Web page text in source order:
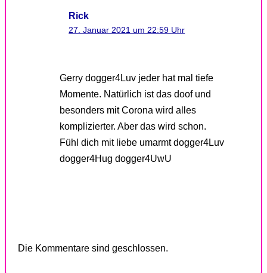
Rick
27. Januar 2021 um 22:59 Uhr
Gerry dogger4Luv jeder hat mal tiefe
Momente. Natürlich ist das doof und
besonders mit Corona wird alles
komplizierter. Aber das wird schon.
Fühl dich mit liebe umarmt dogger4Luv
dogger4Hug dogger4UwU
Die Kommentare sind geschlossen.